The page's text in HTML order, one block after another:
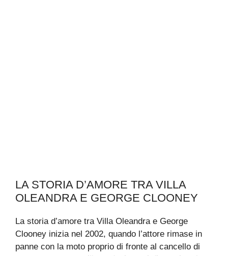
LA STORIA D’AMORE TRA VILLA
OLEANDRA E GEORGE CLOONEY
La storia d’amore tra Villa Oleandra e George
Clooney inizia nel 2002, quando l’attore rimase in
panne con la moto proprio di fronte al cancello di